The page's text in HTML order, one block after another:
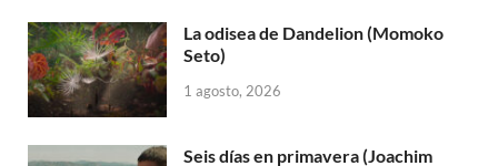
La odisea de Dandelion (Momoko
Seto)
1 agosto, 2026
Seis días en primavera (Joachim